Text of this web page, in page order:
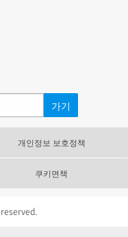
개인정보 보호정책
쿠키면책